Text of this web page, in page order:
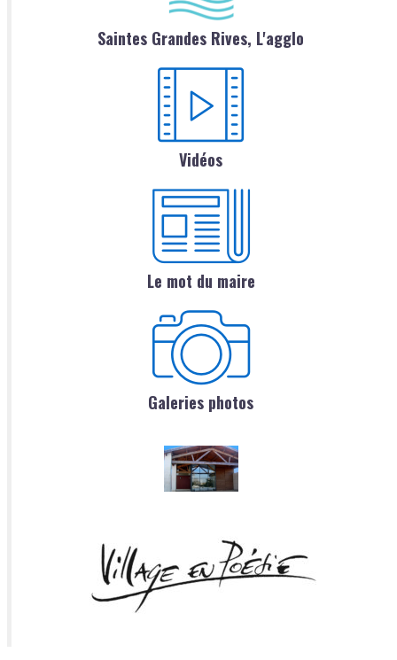
Saintes Grandes Rives, L'agglo
Vidéos
Le mot du maire
Galeries photos